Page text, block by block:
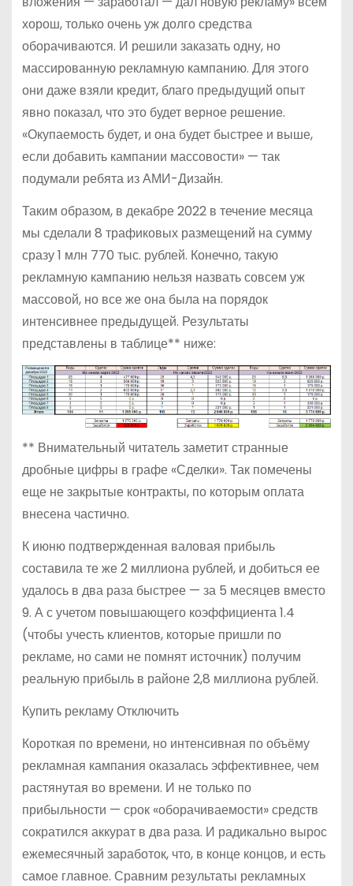
хорош, только очень уж долго средства
оборачиваются. И решили заказать одну, но
массированную рекламную кампанию. Для этого
они даже взяли кредит, благо предыдущий опыт
явно показал, что это будет верное решение.
«Окупаемость будет, и она будет быстрее и выше,
если добавить кампании массовости» — так
подумали ребята из АМИ-Дизайн.
Таким образом, в декабре 2022 в течение месяца
мы сделали 8 трафиковых размещений на сумму
сразу 1 млн 770 тыс. рублей. Конечно, такую
рекламную кампанию нельзя назвать совсем уж
массовой, но все же она была на порядок
интенсивнее предыдущей. Результаты
представлены в таблице** ниже:
** Внимательный читатель заметит странные
дробные цифры в графе «Сделки». Так помечены
еще не закрытые контракты, по которым оплата
внесена частично.
К июню подтвержденная валовая прибыль
составила те же 2 миллиона рублей, и добиться ее
удалось в два раза быстрее — за 5 месяцев вместо
9. А с учетом повышающего коэффициента 1.4
(чтобы учесть клиентов, которые пришли по
рекламе, но сами не помнят источник) получим
реальную прибыль в районе 2,8 миллиона рублей.
Купить рекламу Отключить
Короткая по времени, но интенсивная по объёму
рекламная кампания оказалась эффективнее, чем
растянутая во времени. И не только по
прибыльности — срок «оборачиваемости» средств
сократился аккурат в два раза. И радикально вырос
ежемесячный заработок, что, в конце концов, и есть
самое главное. Сравним результаты рекламных